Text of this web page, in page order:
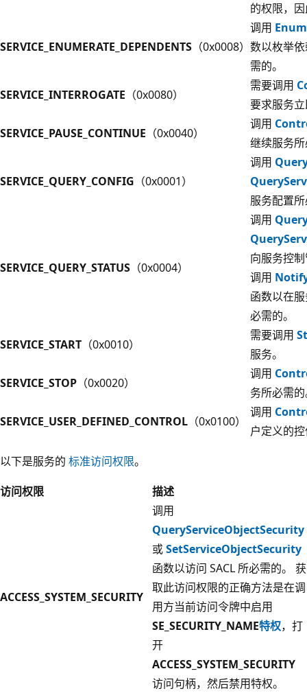
的权限，
SERVICE_ENUMERATE_DEPENDENTS （0x0008）
调用
数以枚举
需的。
SERVICE_INTERROGATE （0x0080）
需要调用
要求服务
SERVICE_PAUSE_CONTINUE （0x0040）
调用
继续服务
SERVICE_QUERY_CONFIG （0x0001）
调用
服务配置
SERVICE_QUERY_STATUS （0x0004）
调用
向服务控
调用
函数以在
必需的。
SERVICE_START （0x0010）
需要调用
服务。
SERVICE_STOP （0x0020）
调用
务所必需
SERVICE_USER_DEFINED_CONTROL （0x0100）
调用
户定义的
以下是服务的 标准访问权限。
访问权限
描述
ACCESS_SYSTEM_SECURITY
调用
QueryServiceObjectSecurity
或SetServiceObjectSecurity
函数以访问 SACL 所必需的。 获
取此访问权限的正确方法是在调
用方当前访问令牌中启用
SE_SECURITY_NAME特权，打
开
ACCESS_SYSTEM_SECURITY
访问句柄，然后禁用特权。